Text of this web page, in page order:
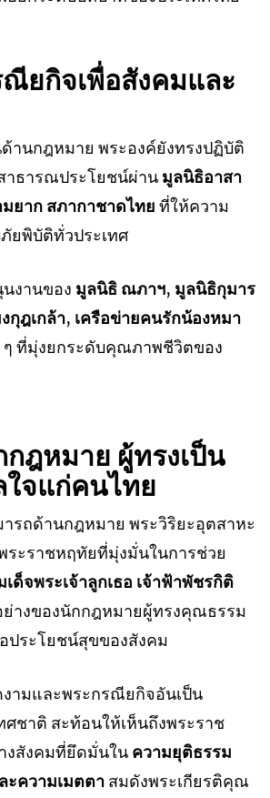
ยกิจเพื่อสังคมและ
านกฎหมาย พระองค์ยังทรงปฏิบัติ
าธารณประโยชน์ผ่าน มูลนิธิอาสา
ยาก สภากาชาดไทย ที่ให้ความ
ยพิบัติทั่วประเทศ
งานของ มูลนิธิ ณภาฯ, มูลนิธิกุมาร
กุฎเกล้า, เครือข่ายคนรักน้องหมา
ๆ ที่มุ่งยกระดับคุณภาพชีวิตของ
ฎหมาย ผู้ทรงเป็น
จแก่คนไทย
รถด้านกฎหมาย พระวิริยะอุตสาหะ
ระราชหฤทัยที่มุ่งมั่นในการช่วย
เด็จพระเจ้าลูกเธอ เจ้าฟ้าพัชรกิติ
ย่างของนักกฎหมายผู้ทรงคุณธรรม
ประโยชน์สุขของสังคม
ามและพระกรณียกิจอันเป็น
ชาติ สะท้อนให้เห็นถึงพระราช
งสังคมที่ยึดมั่นใน ความยุติธรรม
ะความเมตตา สมดังพระเกียรติคุณ